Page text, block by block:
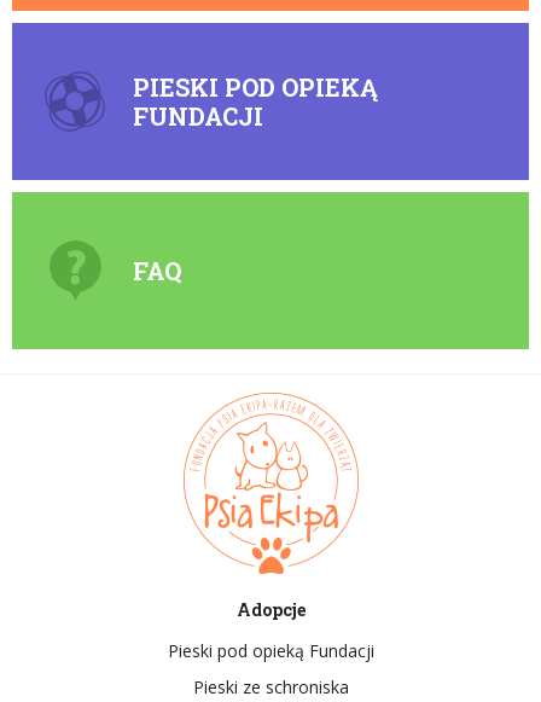
PIESKI POD OPIEKĄ
FUNDACJI
FAQ
Adopcje
Pieski pod opieką Fundacji
Pieski ze schroniska